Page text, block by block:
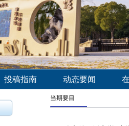
投稿指南 动态要闻
当期要目